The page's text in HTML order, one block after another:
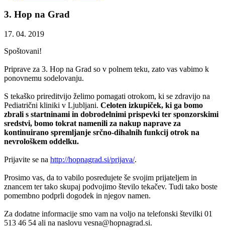
3. Hop na Grad
17. 04. 2019
Spoštovani!
Priprave za 3. Hop na Grad so v polnem teku, zato vas vabimo k
ponovnemu sodelovanju.
S tekaško prireditvijo želimo pomagati otrokom, ki se zdravijo na
Pediatrični kliniki v Ljubljani. Celoten izkupiček, ki ga bomo
zbrali s startninami in dobrodelnimi prispevki ter sponzorskimi
sredstvi, bomo tokrat namenili za nakup naprave za
kontinuirano spremljanje srčno-dihalnih funkcij otrok na
nevrološkem oddelku.
Prijavite se na http://hopnagrad.si/prijava/.
Prosimo vas, da to vabilo posredujete še svojim prijateljem in
znancem ter tako skupaj podvojimo število tekačev. Tudi tako boste
pomembno podprli dogodek in njegov namen.
Za dodatne informacije smo vam na voljo na telefonski številki 01
513 46 54 ali na naslovu vesna@hopnagrad.si.